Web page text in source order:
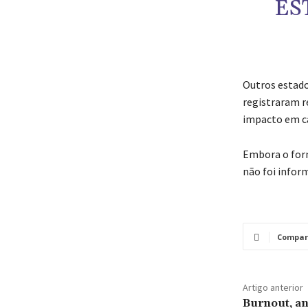
Outros
registraram
impacto em
Embora o
não foi
Artigo anterior
Burnout,